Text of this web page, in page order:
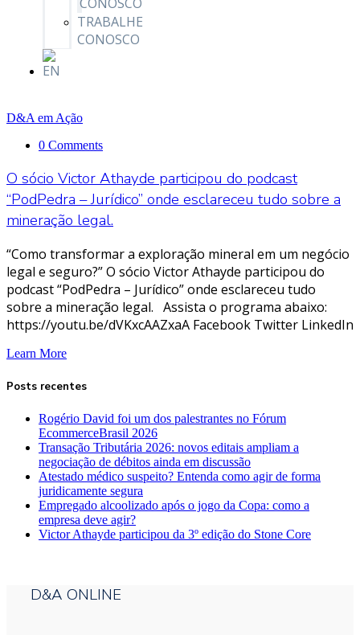
TRABALHE
CONOSCO
D&A em Ação
0 Comments
O sócio Victor Athayde participou do podcast
“PodPedra – Jurídico” onde esclareceu tudo sobre a
mineração legal.
“Como transformar a exploração mineral em um negócio
legal e seguro?” O sócio Victor Athayde participou do
podcast “PodPedra – Jurídico” onde esclareceu tudo
sobre a mineração legal. Assista o programa abaixo:
https://youtu.be/dVKxcAAZxaA Facebook Twitter LinkedIn
Learn More
Posts recentes
Rogério David foi um dos palestrantes no Fórum
EcommerceBrasil 2026
Transação Tributária 2026: novos editais ampliam a
negociação de débitos ainda em discussão
Atestado médico suspeito? Entenda como agir de forma
juridicamente segura
Empregado alcoolizado após o jogo da Copa: como a
empresa deve agir?
Victor Athayde participou da 3º edição do Stone Core
D&A ONLINE